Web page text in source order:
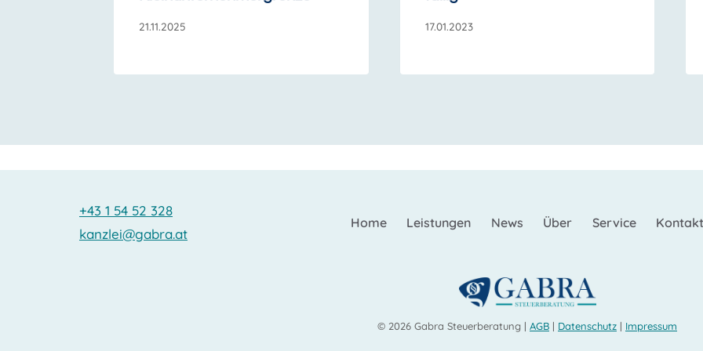
21.11.2025 17.01.2023
+43 1 54 52 328
kanzlei@gabra.at
Home Leistungen News Über Service Kontakt
© 2026 Gabra Steuerberatung | AGB | Datenschutz | Impressum